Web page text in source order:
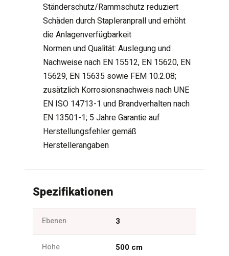
Ständerschutz/Rammschutz reduziert
Schäden durch Stapleranprall und erhöht
die Anlagenverfügbarkeit
Normen und Qualität: Auslegung und
Nachweise nach EN 15512, EN 15620, EN
15629, EN 15635 sowie FEM 10.2.08;
zusätzlich Korrosionsnachweis nach UNE
EN ISO 14713-1 und Brandverhalten nach
EN 13501-1; 5 Jahre Garantie auf
Herstellungsfehler gemäß
Herstellerangaben
Spezifikationen
Ebenen 3
Höhe 500 cm